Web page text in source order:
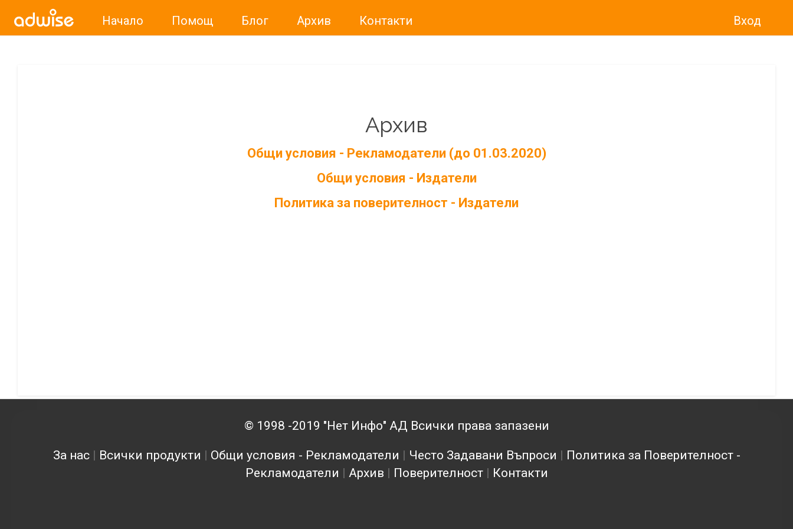
Начало Помощ Блог Архив Контакти Вход
Архив
Общи условия - Рекламодатели (до 01.03.2020)
Общи условия - Издатели
Политика за поверителност - Издатели
© 1998 -2019 "Нет Инфо" АД Всички права запазени
За нас| Всички продукти | Общи условия - Рекламодатели | Често Задавани Въпроси | Политика за Поверителност -
Рекламодатели | Архив | Поверителност| Контакти